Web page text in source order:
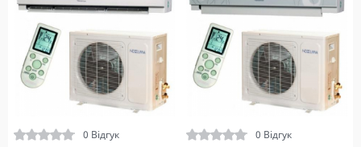
0 Відгук 0 Відгук